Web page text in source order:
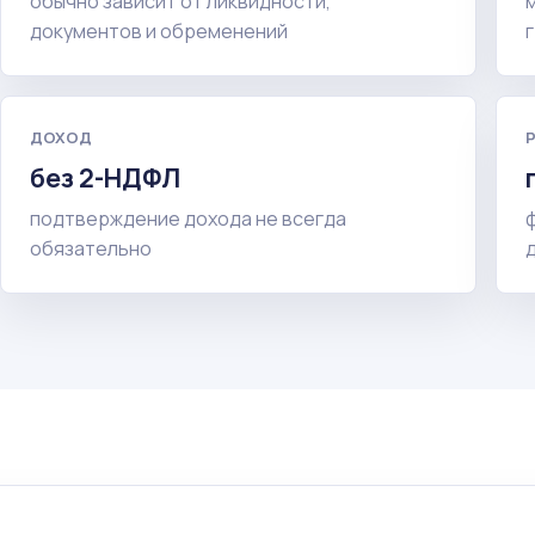
документов и обременений
ДОХОД
без 2-НДФЛ
подтверждение дохода не всегда
обязательно